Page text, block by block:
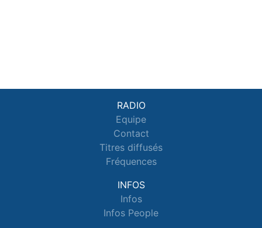
RADIO
Equipe
Contact
Titres diffusés
Fréquences
INFOS
Infos
Infos People